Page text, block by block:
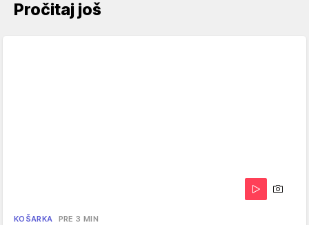
Pročitaj još
KOŠARKA PRE 3 MIN